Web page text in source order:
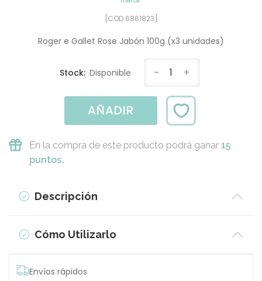
[COD 6861823]
Roger e Gallet Rose Jabón 100g (x3 unidades)
Stock: Disponible - 1 +
AÑADIR
En la compra de este producto podrá ganar 15
puntos.
Descripción
Cómo Utilizarlo
Envíos rápidos